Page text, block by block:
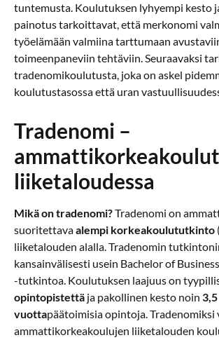
tuntemusta. Koulutuksen lyhyempi kesto
painotus tarkoittavat, että merkonomi
työelämään valmiina tarttumaan
toimeenpaneviin tehtäviin. Seuraavaksi
tradenomikoulutusta, joka on askel
koulutustasossa että uran
Tradenomi –
liiketaloudessa
Mikä on tradenomi?Tradenomi on
suoritettavaalempi korkeakoulututkinto
liiketalouden alalla. Tradenomin
kansainvälisesti usein Bachelor of
-tutkintoa. Koulutuksen laajuus on
opintopistettä ja pakollinen kesto noin 3,5
vuottapäätoimisia opintoja. Tradenomiksi
ammattikorkeakoulujen liiketalouden